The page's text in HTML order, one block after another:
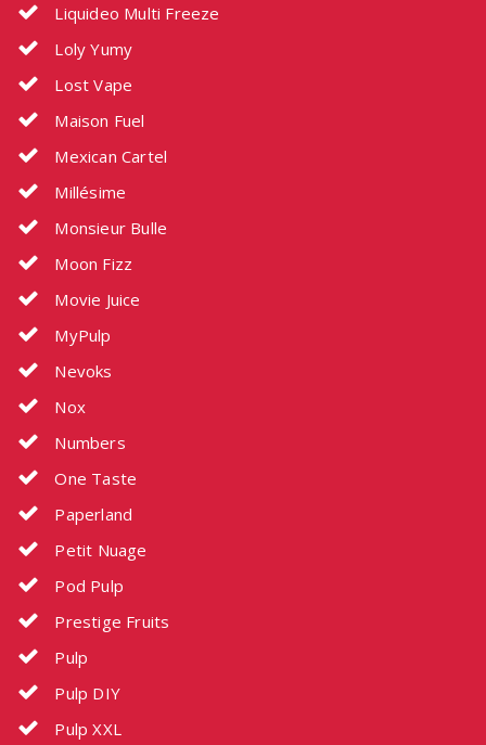
Liquideo Multi Freeze
Loly Yumy
Lost Vape
Maison Fuel
Mexican Cartel
Millésime
Monsieur Bulle
Moon Fizz
Movie Juice
MyPulp
Nevoks
Nox
Numbers
One Taste
Paperland
Petit Nuage
Pod Pulp
Prestige Fruits
Pulp
Pulp DIY
Pulp XXL